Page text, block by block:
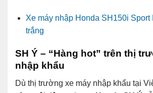
Xe máy nhập Honda SH150i Sport
trắng
SH Ý – “Hàng hot” trên thị
nhập khẩu
Dù thị trường xe máy nhập khẩu tại